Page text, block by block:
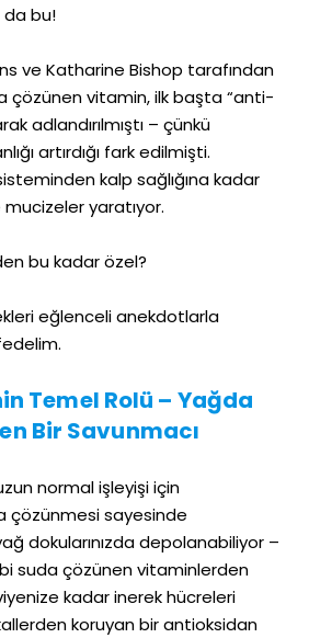
da bu!
ve Katharine Bishop tarafından
çözünen vitamin, ilk başta “anti-
adlandırılmıştı – çünkü
artırdığı fark edilmişti.
kalp sağlığına kadar
yaratıyor.
bu kadar özel?
eğlenceli anekdotlarla
Temel Rolü – Yağda
Bir Savunmacı
normal işleyişi için
çözünmesi sayesinde
dokularınızda depolanabiliyor –
suda çözünen vitaminlerden
kadar inerek hücreleri
koruyan bir antioksidan